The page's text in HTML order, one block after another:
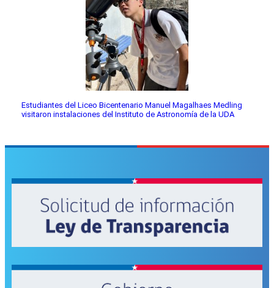
Estudiantes del Liceo Bicentenario Manuel Magalhaes Medling
visitaron instalaciones del Instituto de Astronomía de la UDA